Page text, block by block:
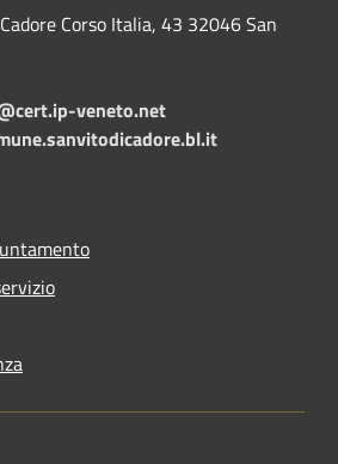
Corso Italia, 43 32046 San
veneto.net